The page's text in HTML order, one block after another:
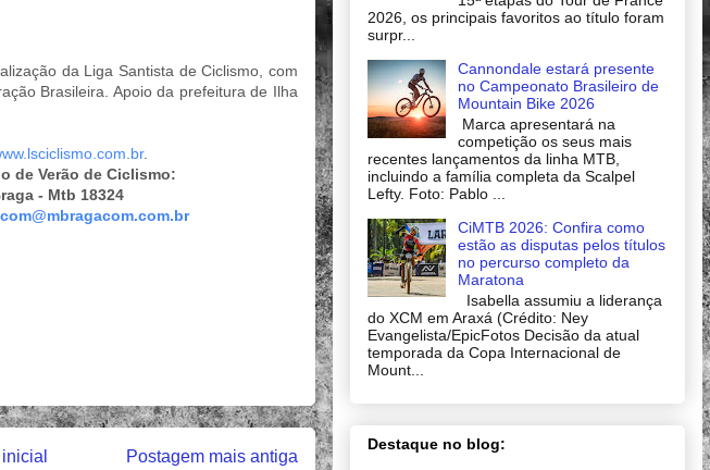
da Liga Santista de Ciclismo, com
Brasileira. Apoio da prefeitura de Ilha
.
de Verão de Ciclismo:
- Mtb 18324
Postagem mais antiga
2026, os principais favoritos ao título foram
surpr...
Cannondale estará presente
no Campeonato Brasileiro de
Mountain Bike 2026
Marca apresentará na
competição os seus mais
recentes lançamentos da linha MTB,
incluindo a família completa da Scalpel
Lefty. Foto: Pablo ...
CiMTB 2026: Confira como
estão as disputas pelos títulos
no percurso completo da
Maratona
Isabella assumiu a liderança
do XCM em Araxá (Crédito: Ney
Evangelista/EpicFotos Decisão da atual
temporada da Copa Internacional de
Mount...
Destaque no blog: